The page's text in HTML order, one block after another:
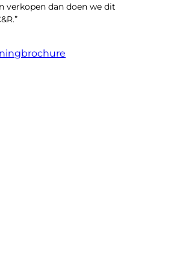
verkopen dan doen we dit